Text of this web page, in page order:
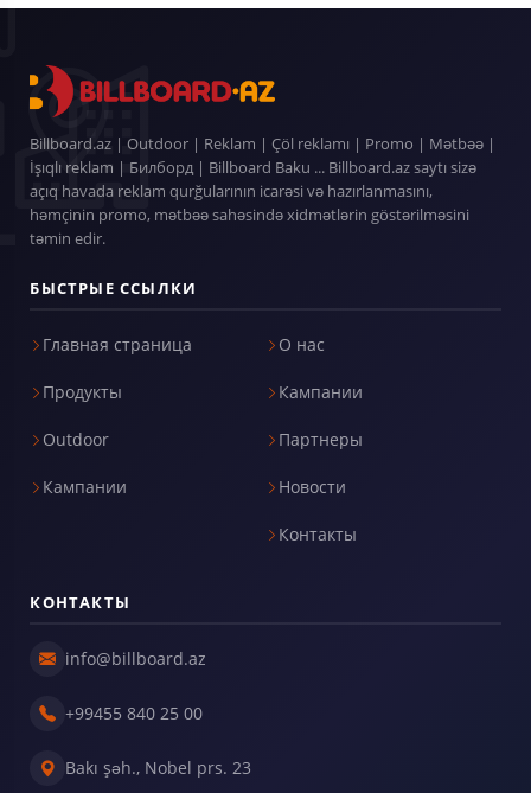
Billboard.az | Outdoor | Reklam | Çöl reklamı | Promo | Mətbəə |
İşıqlı reklam | Билборд | Billboard Baku ... Billboard.az saytı sizə
açıq havada reklam qurğularının icarəsi və hazırlanmasını,
həmçinin promo, mətbəə sahəsində xidmətlərin göstərilməsini
təmin edir.
БЫСТРЫЕ ССЫЛКИ
Главная страница
Продукты
Outdoor
Кампании
О нас
Кампании
Партнеры
Новости
Контакты
КОНТАКТЫ
info@billboard.az
+99455 840 25 00
Bakı şəh., Nobel prs. 23